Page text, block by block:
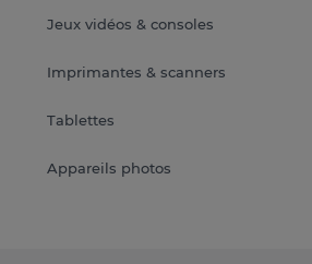
Jeux vidéos & consoles
Imprimantes & scanners
Tablettes
Appareils photos